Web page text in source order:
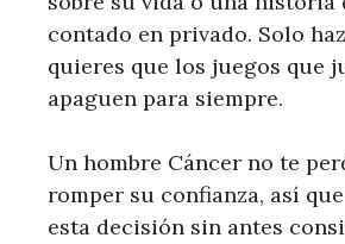
contado en privado. Solo
quieres que los juegos que
apaguen para siempre.
Un hombre Cáncer no te
romper su confianza, así
esta decisión sin antes